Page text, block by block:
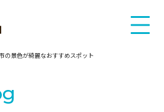
の景色が綺麗なおすすめスポット